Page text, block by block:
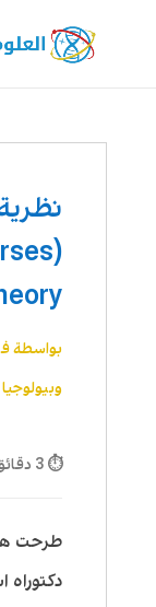
بواسطة
⏱ 3 دقائق قراءة
طرحت